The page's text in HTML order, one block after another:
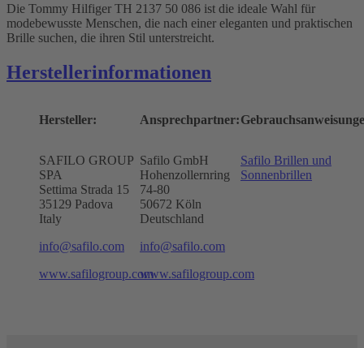
Die Tommy Hilfiger TH 2137 50 086 ist die ideale Wahl für
modebewusste Menschen, die nach einer eleganten und praktischen
Brille suchen, die ihren Stil unterstreicht.
Herstellerinformationen
Hersteller:
SAFILO GROUP
SPA
Settima Strada 15
35129 Padova
Italy
info@safilo.com
www.safilogroup.com
Ansprechpartner:
Safilo GmbH
Hohenzollernring
74-80
50672 Köln
Deutschland
info@safilo.com
www.safilogroup.com
Safilo Brillen und
Sonnenbrillen